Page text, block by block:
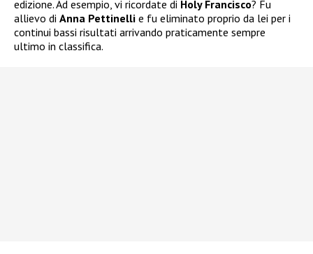
edizione. Ad esempio, vi ricordate di Holy Francisco? Fu
allievo di Anna Pettinelli e fu eliminato proprio da lei per i
continui bassi risultati arrivando praticamente sempre
ultimo in classifica.